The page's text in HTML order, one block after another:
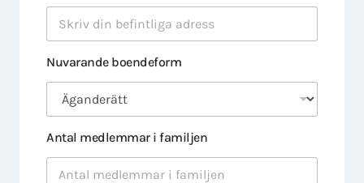
Nuvarande boendeform
Antal medlemmar i familjen